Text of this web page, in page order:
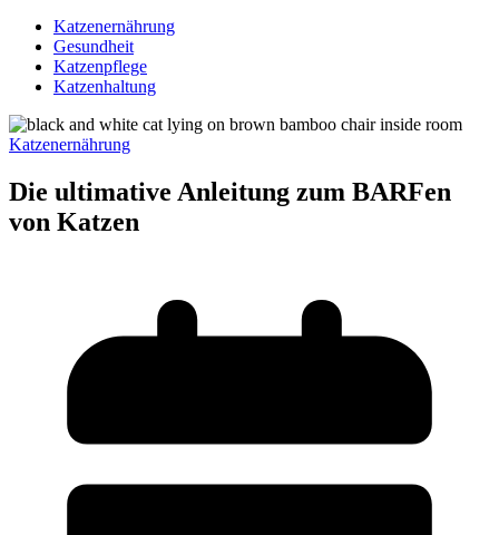
Katzenernährung
Gesundheit
Katzenpflege
Katzenhaltung
Katzenernährung
Die ultimative Anleitung zum BARFen
von Katzen